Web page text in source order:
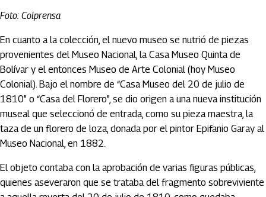
Foto: Colprensa
En cuanto a la colección, el nuevo museo se nutrió de piezas
provenientes del Museo Nacional, la Casa Museo Quinta de
Bolívar y el entonces Museo de Arte Colonial (hoy Museo
Colonial). Bajo el nombre de “Casa Museo del 20 de julio de
1810” o “Casa del Florero”, se dio origen a una nueva institución
museal que seleccionó de entrada, como su pieza maestra, la
taza de un florero de loza, donada por el pintor Epifanio Garay al
Museo Nacional, en 1882.
El objeto contaba con la aprobación de varias figuras públicas,
quienes aseveraron que se trataba del fragmento sobreviviente